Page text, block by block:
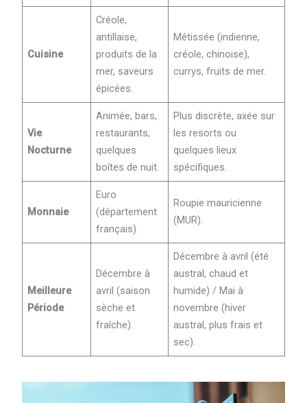
Cuisine
Créole,
antillaise,
produits de la
mer, saveurs
épicées.
Métissée (indienne,
créole, chinoise),
currys, fruits de mer.
Vie
Nocturne
Animée, bars,
restaurants,
quelques
boîtes de nuit.
Plus discrète, axée sur
les resorts ou
quelques lieux
spécifiques.
Monnaie
Euro
(département
français).
Roupie mauricienne
(MUR).
Meilleure
Période
Décembre à
avril (saison
sèche et
fraîche).
Décembre à avril (été
austral, chaud et
humide) / Mai à
novembre (hiver
austral, plus frais et
sec).